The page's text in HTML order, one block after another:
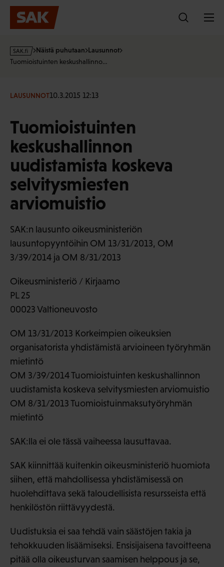
Hyppää
sisältöön
s
a
f
Näistä puhutaan Lausunnot
Tuomioistuinten keskushallinno…
LAUSUNNOT10.3.2015 12:13
Tuomioistuinten
keskushallinnon
uudistamista koskeva
selvitysmiesten
arviomuistio
SAK:n lausunto oikeusministeriön
lausuntopyyntöihin OM 13/31/2013, OM
3/39/2014 ja OM 8/31/2013
Oikeusministeriö / Kirjaamo
PL 25
00023 Valtioneuvosto
OM 13/31/2013 Korkeimpien oikeuksien
organisatorista yhdistämistä arvioineen työryhmän
mietintö
OM 3/39/2014 Tuomioistuinten keskushallinnon
uudistamista koskeva selvitysmiesten arviomuistio
OM 8/31/2013 Tuomioistuinmaksutyöryhmän
mietintö
SAK:lla ei ole tässä vaiheessa lausuttavaa.
SAK kiinnittää kuitenkin oikeusministeriö huomiota
siihen, että mahdollisessa yhdistämisessä on
huolehdittava sekä taloudellisista resursseista että
henkilöstön riittävyydestä.
Uudistuksia ei saa tehdä vain säästöjen takia ja
tehokkuuden lisäämiseksi. Ensisijaisena tavoitteena
pitää olla oikeusturvan saamisen helppous ja se,